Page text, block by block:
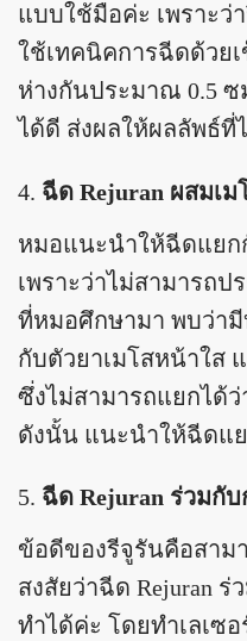
แบบใช้มือค่ะ เพราะว่
ใช้เทคนิคการฉีดด้วย
ห่างกันประมาณ 0.5 ซ
ได้ดี ส่งผลให้ผลลัพธ์ที่
ฉีด Rejuran ผสมเ
หมอแนะนำให้ฉีดแย
เพราะว่าไม่สามารถป
ที่หมอศึกษามา พบว่า
กับตัวยาเมโสหน้าใส
ซึ่งไม่สามารถแยกได้
ดังนั้น แนะนำให้ฉีดแ
ฉีด Rejuran ร่วมกับ
ข้อดีของรีจูรันคือสา
สงสัยว่าฉีด Rejuran ร่
ทำได้ค่ะ โดยทำเลเซ